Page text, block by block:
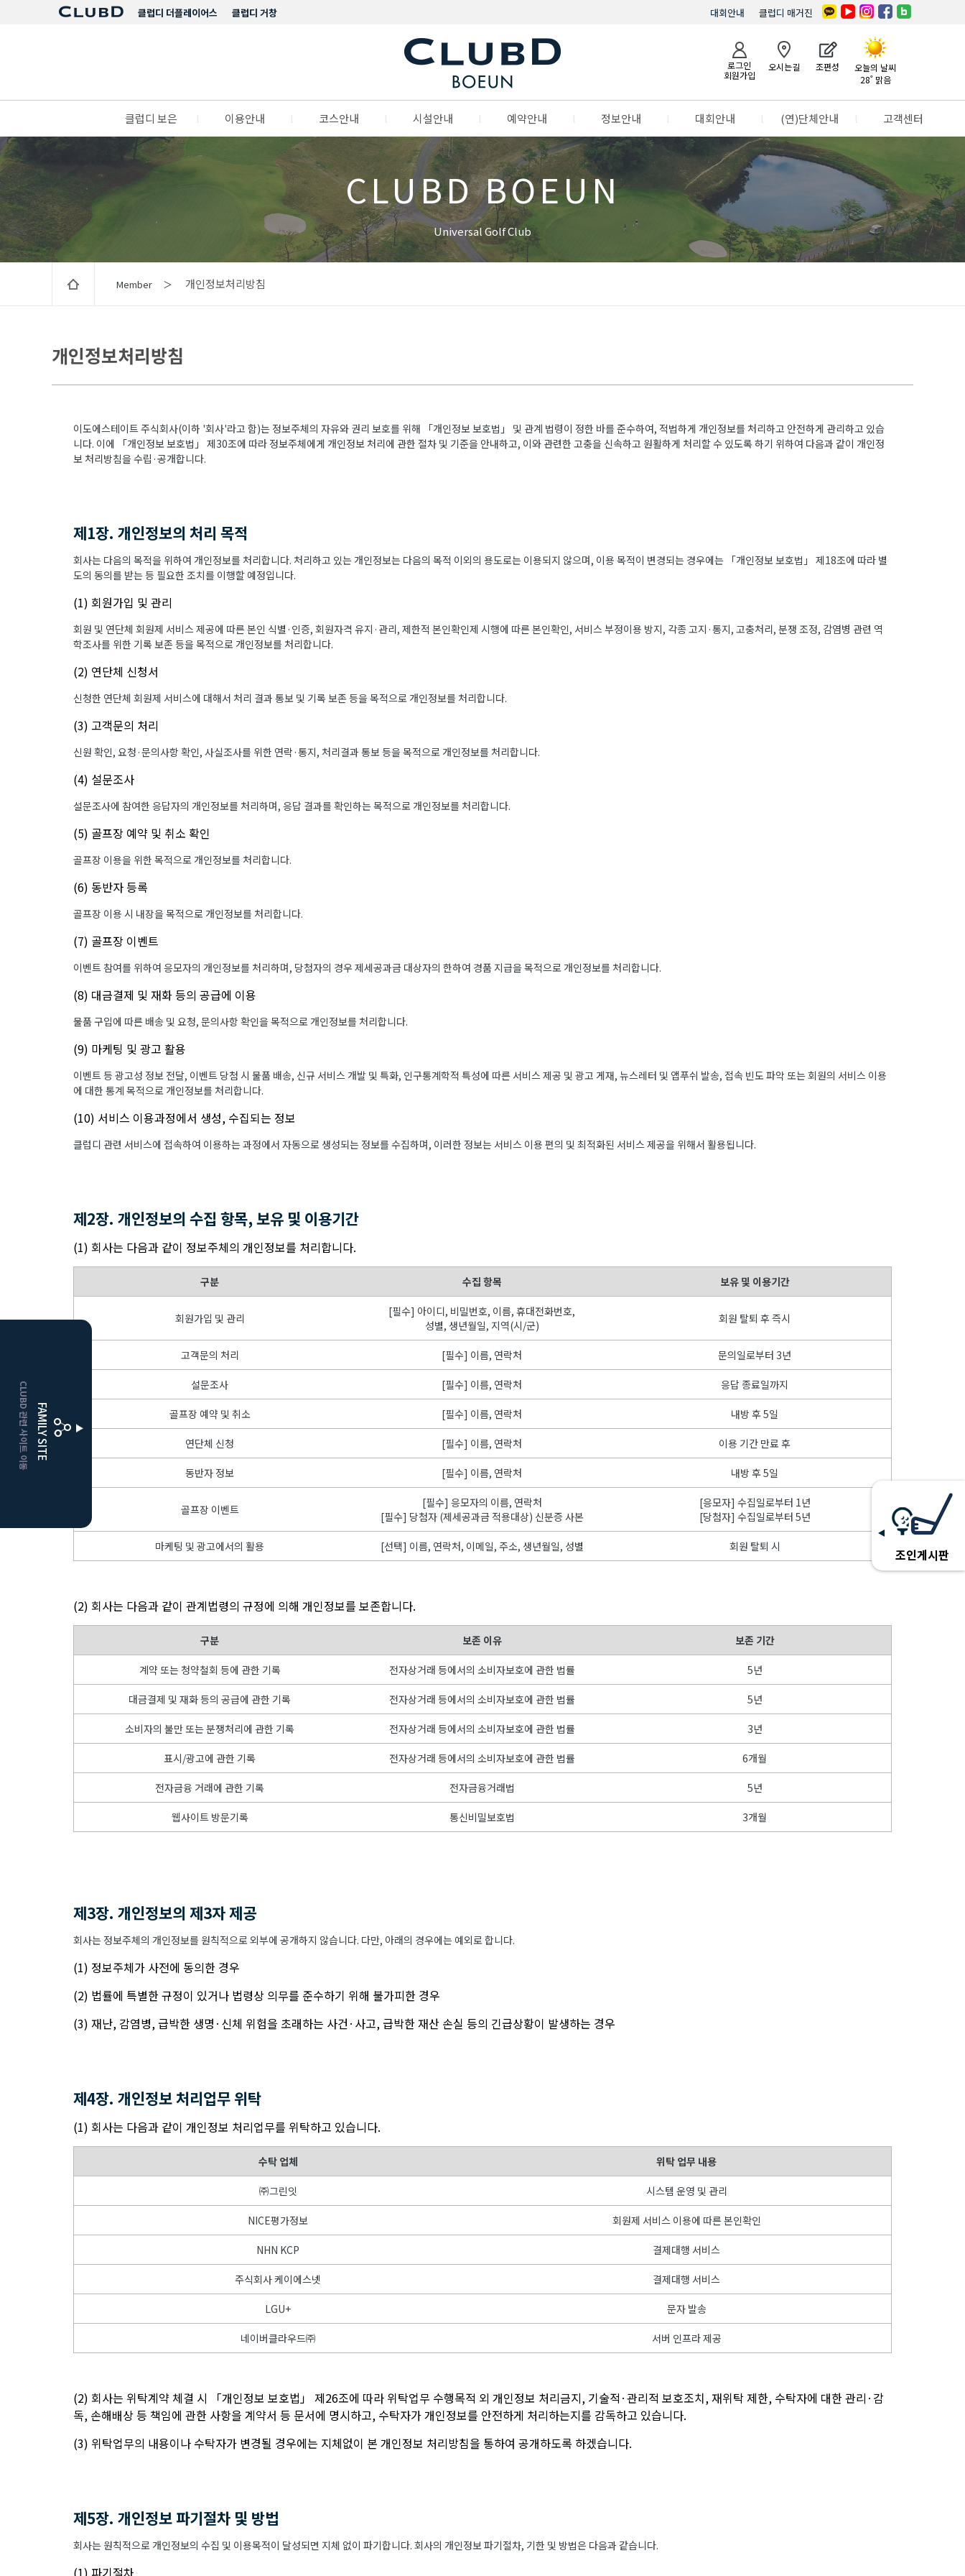
클럽디 거창
클럽디 더플레이어스 클럽디 매거진
대회안내
로그인
회원가입
오시는길 조편성
오늘의 날씨
28˚ 맑음
클럽디 보은 이용안내 코스안내 시설안내 예약안내 정보안내 대회안내 (연)단체안내 고객센터
CLUBD BOEUN
Universal Golf Club
FAMILY SITE
CLUBD 관련 사이트 이동 클럽디거창
클럽디더플레이어스
조인게시판
Member ＞ 개인정보처리방침
개인정보처리방침
이도에스테이트 주식회사(이하 '회사'라고 함)는 정보주체의 자유와 권리 보호를 위해 「개인정보 보호법」 및 관계 법령이 정한 바를 준수하여, 적법하게 개인정보를 처리하고 안전하게 관리하고 있습
니다. 이에 「개인정보 보호법」 제30조에 따라 정보주체에게 개인정보 처리에 관한 절차 및 기준을 안내하고, 이와 관련한 고충을 신속하고 원활하게 처리할 수 있도록 하기 위하여 다음과 같이 개인정
보 처리방침을 수립·공개합니다.
제1장. 개인정보의 처리 목적
회사는 다음의 목적을 위하여 개인정보를 처리합니다. 처리하고 있는 개인정보는 다음의 목적 이외의 용도로는 이용되지 않으며, 이용 목적이 변경되는 경우에는 「개인정보 보호법」 제18조에 따라 별
도의 동의를 받는 등 필요한 조치를 이행할 예정입니다.
(1) 회원가입 및 관리
회원 및 연단체 회원제 서비스 제공에 따른 본인 식별·인증, 회원자격 유지·관리, 제한적 본인확인제 시행에 따른 본인확인, 서비스 부정이용 방지, 각종 고지·통지, 고충처리, 분쟁 조정, 감염병 관련 역
학조사를 위한 기록 보존 등을 목적으로 개인정보를 처리합니다.
(2) 연단체 신청서
신청한 연단체 회원제 서비스에 대해서 처리 결과 통보 및 기록 보존 등을 목적으로 개인정보를 처리합니다.
(3) 고객문의 처리
신원 확인, 요청·문의사항 확인, 사실조사를 위한 연락·통지, 처리결과 통보 등을 목적으로 개인정보를 처리합니다.
(4) 설문조사
설문조사에 참여한 응답자의 개인정보를 처리하며, 응답 결과를 확인하는 목적으로 개인정보를 처리합니다.
(5) 골프장 예약 및 취소 확인
골프장 이용을 위한 목적으로 개인정보를 처리합니다.
(6) 동반자 등록
골프장 이용 시 내장을 목적으로 개인정보를 처리합니다.
(7) 골프장 이벤트
이벤트 참여를 위하여 응모자의 개인정보를 처리하며, 당첨자의 경우 제세공과금 대상자의 한하여 경품 지급을 목적으로 개인정보를 처리합니다.
(8) 대금결제 및 재화 등의 공급에 이용
물품 구입에 따른 배송 및 요청, 문의사항 확인을 목적으로 개인정보를 처리합니다.
(9) 마케팅 및 광고 활용
이벤트 등 광고성 정보 전달, 이벤트 당첨 시 물품 배송, 신규 서비스 개발 및 특화, 인구통계학적 특성에 따른 서비스 제공 및 광고 게재, 뉴스레터 및 앱푸쉬 발송, 접속 빈도 파악 또는 회원의 서비스 이용
에 대한 통계 목적으로 개인정보를 처리합니다.
(10) 서비스 이용과정에서 생성, 수집되는 정보
클럽디 관련 서비스에 접속하여 이용하는 과정에서 자동으로 생성되는 정보를 수집하며, 이러한 정보는 서비스 이용 편의 및 최적화된 서비스 제공을 위해서 활용됩니다.
제2장. 개인정보의 수집 항목, 보유 및 이용기간
(1) 회사는 다음과 같이 정보주체의 개인정보를 처리합니다.
구분 수집 항목 보유 및 이용기간
회원가입 및 관리
[필수] 아이디, 비밀번호, 이름, 휴대전화번호,
성별, 생년월일, 지역(시/군)
회원 탈퇴 후 즉시
고객문의 처리 [필수] 이름, 연락처 문의일로부터 3년
설문조사 [필수] 이름, 연락처 응답 종료일까지
골프장 예약 및 취소 [필수] 이름, 연락처 내방 후 5일
연단체 신청 [필수] 이름, 연락처 이용 기간 만료 후
동반자 정보 [필수] 이름, 연락처 내방 후 5일
골프장 이벤트
[필수] 응모자의 이름, 연락처
[필수] 당첨자 (제세공과금 적용대상) 신분증 사본
[응모자] 수집일로부터 1년
[당첨자] 수집일로부터 5년
마케팅 및 광고에서의 활용 [선택] 이름, 연락처, 이메일, 주소, 생년월일, 성별 회원 탈퇴 시
(2) 회사는 다음과 같이 관계법령의 규정에 의해 개인정보를 보존합니다.
구분 보존 이유 보존 기간
계약 또는 청약철회 등에 관한 기록 전자상거래 등에서의 소비자보호에 관한 법률 5년
대금결제 및 재화 등의 공급에 관한 기록 전자상거래 등에서의 소비자보호에 관한 법률 5년
소비자의 불만 또는 분쟁처리에 관한 기록 전자상거래 등에서의 소비자보호에 관한 법률 3년
표시/광고에 관한 기록 전자상거래 등에서의 소비자보호에 관한 법률 6개월
전자금융 거래에 관한 기록 전자금융거래법 5년
웹사이트 방문기록 통신비밀보호법 3개월
제3장. 개인정보의 제3자 제공
회사는 정보주체의 개인정보를 원칙적으로 외부에 공개하지 않습니다. 다만, 아래의 경우에는 예외로 합니다.
(1) 정보주체가 사전에 동의한 경우
(2) 법률에 특별한 규정이 있거나 법령상 의무를 준수하기 위해 불가피한 경우
(3) 재난, 감염병, 급박한 생명·신체 위험을 초래하는 사건·사고, 급박한 재산 손실 등의 긴급상황이 발생하는 경우
제4장. 개인정보 처리업무 위탁
(1) 회사는 다음과 같이 개인정보 처리업무를 위탁하고 있습니다.
수탁 업체 위탁 업무 내용
㈜그린잇 시스템 운영 및 관리
NICE평가정보 회원제 서비스 이용에 따른 본인확인
NHN KCP 결제대행 서비스
주식회사 케이에스넷 결제대행 서비스
LGU+ 문자 발송
네이버클라우드㈜ 서버 인프라 제공
(2) 회사는 위탁계약 체결 시 「개인정보 보호법」 제26조에 따라 위탁업무 수행목적 외 개인정보 처리금지, 기술적·관리적 보호조치, 재위탁 제한, 수탁자에 대한 관리·감
독, 손해배상 등 책임에 관한 사항을 계약서 등 문서에 명시하고, 수탁자가 개인정보를 안전하게 처리하는지를 감독하고 있습니다.
(3) 위탁업무의 내용이나 수탁자가 변경될 경우에는 지체없이 본 개인정보 처리방침을 통하여 공개하도록 하겠습니다.
제5장. 개인정보 파기절차 및 방법
회사는 원칙적으로 개인정보의 수집 및 이용목적이 달성되면 지체 없이 파기합니다. 회사의 개인정보 파기절차, 기한 및 방법은 다음과 같습니다.
(1) 파기절차